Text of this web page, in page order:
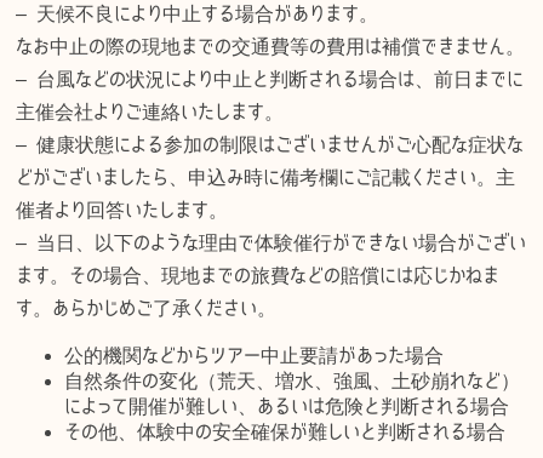
– 天候不良により中止する場合があります。
なお中止の際の現地までの交通費等の費用は補償できません。
– 台風などの状況により中止と判断される場合は、前日までに
主催会社よりご連絡いたします。
– 健康状態による参加の制限はございませんがご心配な症状な
どがございましたら、申込み時に備考欄にご記載ください。主
催者より回答いたします。
– 当日、以下のような理由で体験催行ができない場合がござい
ます。その場合、現地までの旅費などの賠償には応じかねま
す。あらかじめご了承ください。
公的機関などからツアー中止要請があった場合
自然条件の変化（荒天、増水、強風、土砂崩れなど）
によって開催が難しい、あるいは危険と判断される場合
その他、体験中の安全確保が難しいと判断される場合